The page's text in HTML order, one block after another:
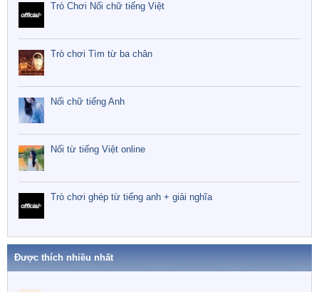
Trò Chơi Nối chữ tiếng Việt
Trò chơi Tìm từ ba chân
Nối chữ tiếng Anh
Nối từ tiếng Việt online
Trò chơi ghép từ tiếng anh + giải nghĩa
Được thích nhiều nhất